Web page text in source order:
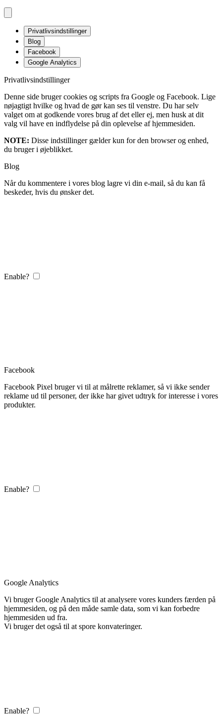
Privatlivsindstillinger
Blog
Facebook
Google Analytics
Privatlivsindstillinger
Denne side bruger cookies og scripts fra Google og Facebook. Lige
nøjagtigt hvilke og hvad de gør kan ses til venstre. Du har selv
valget om at godkende vores brug af det eller ej, men husk at dit
valg vil have en indflydelse på din oplevelse af hjemmesiden.
NOTE: Disse indstillinger gælder kun for den browser og enhed,
du bruger i øjeblikket.
Blog
Når du kommentere i vores blog lagre vi din e-mail, så du kan få
beskeder, hvis du ønsker det.
Enable?
Facebook
Facebook Pixel bruger vi til at målrette reklamer, så vi ikke sender
reklame ud til personer, der ikke har givet udtryk for interesse i vores
produkter.
Enable?
Google Analytics
Vi bruger Google Analytics til at analysere vores kunders færden på
hjemmesiden, og på den måde samle data, som vi kan forbedre
hjemmesiden ud fra.
Vi bruger det også til at spore konvateringer.
Enable?